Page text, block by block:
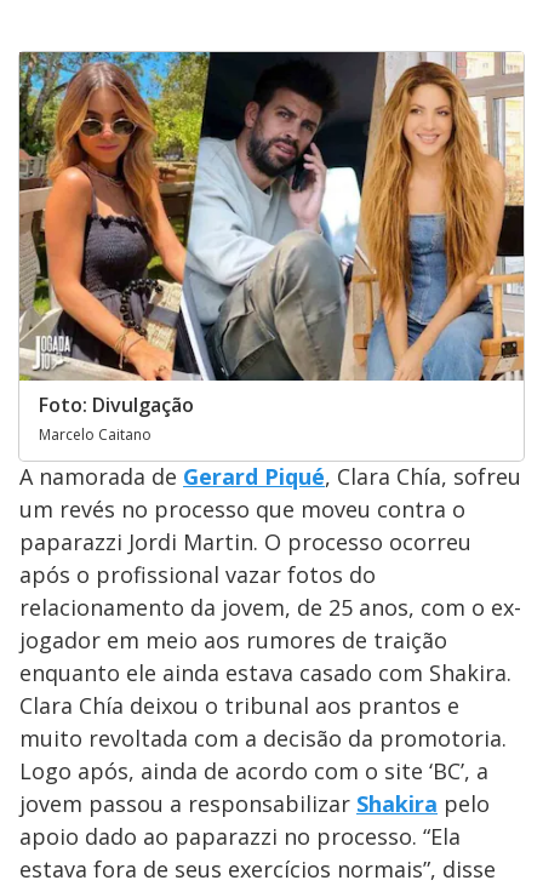
Foto: Divulgação
Marcelo Caitano
A namorada de Gerard Piqué, Clara Chía, sofreu
um revés no processo que moveu contra o
paparazzi Jordi Martin. O processo ocorreu
após o profissional vazar fotos do
relacionamento da jovem, de 25 anos, com o ex-
jogador em meio aos rumores de traição
enquanto ele ainda estava casado com Shakira.
Clara Chía deixou o tribunal aos prantos e
muito revoltada com a decisão da promotoria.
Logo após, ainda de acordo com o site ‘BC’, a
jovem passou a responsabilizar Shakira pelo
apoio dado ao paparazzi no processo. “Ela
estava fora de seus exercícios normais”, disse